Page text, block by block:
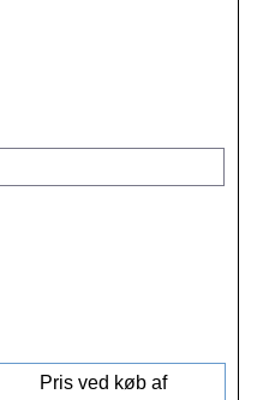
Pris ved køb af